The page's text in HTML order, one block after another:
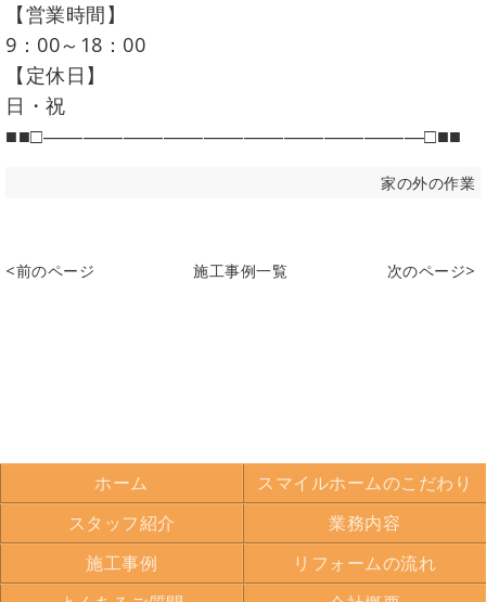
【営業時間】
9：00～18：00
【定休日】
日・祝
■■□―――――――――――――――――――□■■
家の外の作業
<前のページ 施工事例一覧 次のページ>
ホーム
スマイルホームのこだわり
スタッフ紹介
業務内容
施工事例
リフォームの流れ